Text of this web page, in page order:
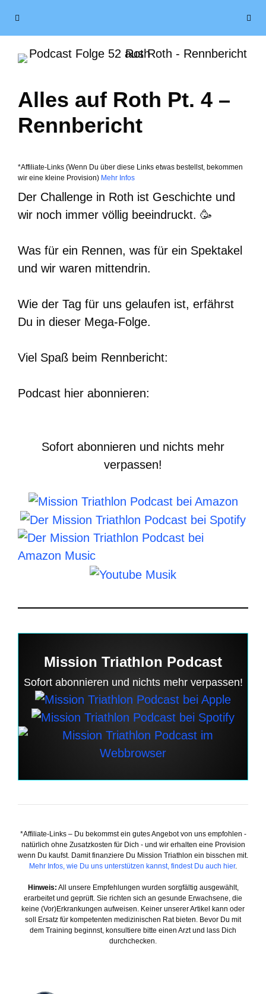
Alles auf Roth Pt. 4 –
Rennbericht
*Affiliate-Links (Wenn Du über diese Links etwas bestellst, bekommen
wir eine kleine Provision) Mehr Infos
Der Challenge in Roth ist Geschichte und
wir noch immer völlig beeindruckt. 🥳
Was für ein Rennen, was für ein Spektakel
und wir waren mittendrin.
Wie der Tag für uns gelaufen ist, erfährst
Du in dieser Mega-Folge.
Viel Spaß beim Rennbericht:
Podcast hier abonnieren:
Sofort abonnieren und nichts mehr
verpassen!
Mission Triathlon Podcast
Sofort abonnieren und nichts mehr verpassen!
*Affiliate-Links – Du bekommst ein gutes Angebot von uns empfohlen -
natürlich ohne Zusatzkosten für Dich - und wir erhalten eine Provision
wenn Du kaufst. Damit finanziere Du Mission Triathlon ein bisschen mit.
Mehr Infos, wie Du uns unterstützen kannst, findest Du auch hier.
Hinweis: All unsere Empfehlungen wurden sorgfältig ausgewählt,
erarbeitet und geprüft. Sie richten sich an gesunde Erwachsene, die
keine (Vor)Erkrankungen aufweisen. Keiner unserer Artikel kann oder
soll Ersatz für kompetenten medizinischen Rat bieten. Bevor Du mit
dem Training beginnst, konsultiere bitte einen Arzt und lass Dich
durchchecken.